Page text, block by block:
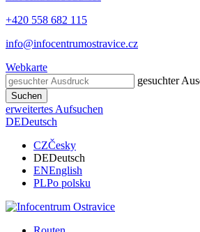
+420 558 682 115
info@infocentrumostravice.cz
Webkarte
gesuchter
Suchen
erweitertes Aufsuchen
DEDeutsch
CZČesky
DEDeutsch
ENEnglish
PLPo polsku